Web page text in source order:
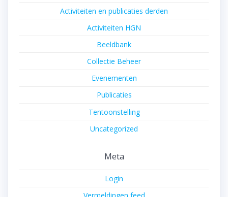
Activiteiten en publicaties derden
Activiteiten HGN
Beeldbank
Collectie Beheer
Evenementen
Publicaties
Tentoonstelling
Uncategorized
Meta
Login